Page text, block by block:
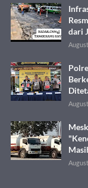
dari